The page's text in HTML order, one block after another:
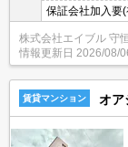
保証会社加入要
談。インターネ
株式会社エイブル 守
情報更新日 2026/08/
賃貸マンション オ